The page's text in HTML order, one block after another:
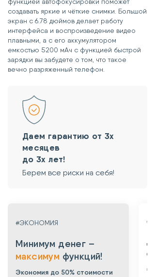
создавать яркие и чёткие снимки. Большой
экран с 6.78 дюймов делает работу
интерфейса и воспроизведение видео
плавными, а с его аккумулятором
емкостью 5200 мАч с функцией быстрой
зарядки вы забудете о том, что такое
вечно разряженный телефон.
Даем гарантию от 3х
месяцев
до 3х лет!
Берем все риски на себя!
#ЭКОНОМИЯ
Минимум денег –
максимум функций!
Экономия до 50% стоимости